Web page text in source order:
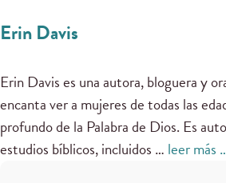
Erin Davis
Erin Davis es una autora, bloguera y
encanta ver a mujeres de todas las
profundo de la Palabra de Dios. Es
estudios bíblicos, incluidos … leer más